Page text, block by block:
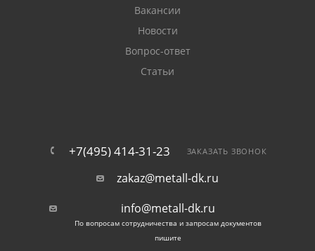
Вакансии
Новости
Вопрос-ответ
Статьи
+7(495) 414-31-23 ЗАКАЗАТЬ ЗВОНОК
zakaz@metall-dk.ru
info@metall-dk.ru
По вопросам сотрудничества и запросам документов
пишите